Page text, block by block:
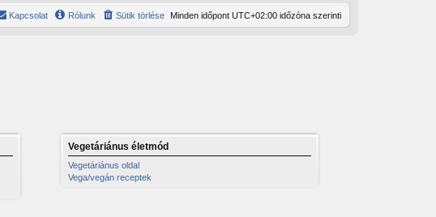
Minden időpont UTC+02:00 időzóna szerinti
Sütik törlése
Rólunk
Kapcsolat
Vegetáriánus életmód
Vegetáriánus oldal
Vega/vegán receptek